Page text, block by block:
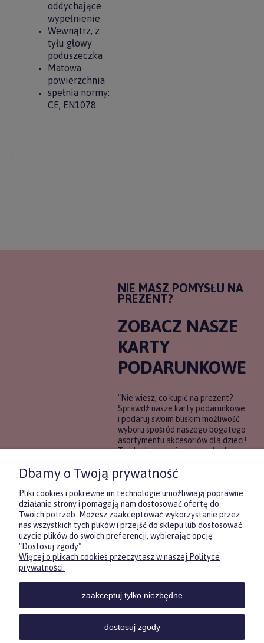
oddychające
wypełnienie
Wewnątrz, z
tyłu głowy
poduszeczka
Matowa
powierzchnia
spełnia normy:
CE, EN1078
NIE MASZ POMYSŁU NA
PREZENT?
ZOBACZ NASZE
KARTY
PODARUNKOWE
"Nie wiesz, co kupić na prezent?
Sprawdź nasze karty podarunkowe
i podaruj swoim bliskim możliwość
wyboru spośród naszego bogatego
asortymentu akcesoriów dla dzieci!
To idealne rozwiązanie, gdy chcesz
pewności, co będzie najbardziej
trafione.
DOWIEDZ SIĘ WIĘCEJ
KONTAKTPOMOC MOJE
Zasubskrybuj nasz newsletter
i otrzymaj5% rabatu na pierwszyzakup.
Dbamy o Twoją prywatność
Pliki cookies i pokrewne im technologie umożliwiają poprawne
działanie strony i pomagają nam dostosować ofertę do
Twoich potrzeb. Możesz zaakceptować wykorzystanie przez
nas wszystkich tych plików i przejść do sklepu lub dostosować
użycie plików do swoich preferencji, wybierając opcję
"Dostosuj zgody".
Więcej o plikach cookies przeczytasz w naszej Polityce
prywatności.
zaakceptuj tylko niezbędne
dostosuj zgody